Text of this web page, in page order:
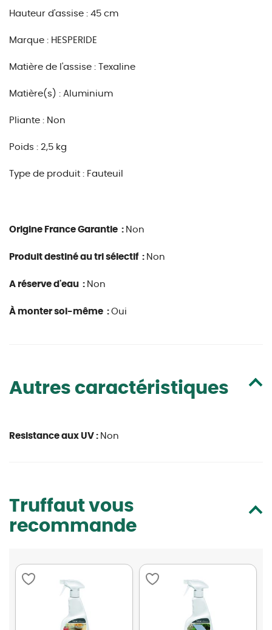
Hauteur d'assise : 45 cm
Marque : HESPERIDE
Matière de l'assise : Texaline
Matière(s) : Aluminium
Pliante : Non
Poids : 2,5 kg
Type de produit : Fauteuil
Origine France Garantie : Non
Produit destiné au tri sélectif : Non
A réserve d'eau : Non
À monter soi-même : Oui
Autres caractéristiques
Resistance aux UV : Non
Truffaut vous
recommande